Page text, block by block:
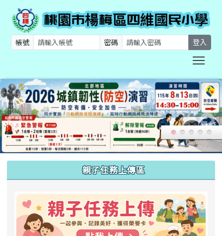
帳號 密碼 登入
親子任務上傳區